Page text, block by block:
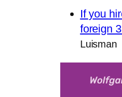
If you
foreign
Luisman